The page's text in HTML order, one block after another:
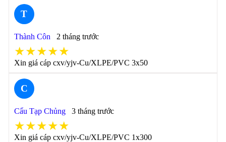
T
Thành Côn 2 tháng trước
★★★★★
Xin giá cáp cxv/yjv-Cu/XLPE/PVC 3x50
C
Cẩu Tạp Chủng 3 tháng trước
★★★★★
Xin giá cáp cxv/yjv-Cu/XLPE/PVC 1x300